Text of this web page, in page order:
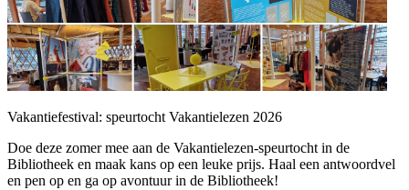
Vakantiefestival: speurtocht Vakantielezen 2026
Doe deze zomer mee aan de Vakantielezen-speurtocht in de
Bibliotheek en maak kans op een leuke prijs. Haal een antwoordvel
en pen op en ga op avontuur in de Bibliotheek!